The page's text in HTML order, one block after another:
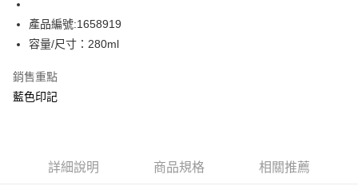
產品編號:1658919
容量/尺寸：280ml
銷售重點
藍色印記
詳細說明 商品規格 相關推薦